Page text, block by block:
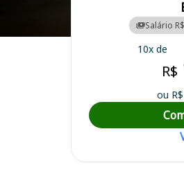
Curso Preparatório para o Concurso
Salário
10x de
R$
ou